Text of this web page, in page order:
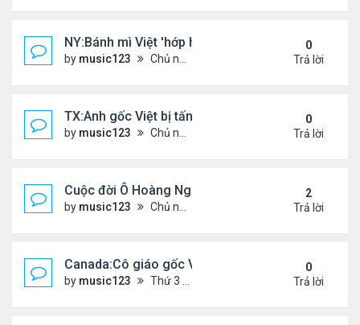
NY:Bánh mì Việt 'hớp hồn' thực khách Mỹ
by music123 Chủ nhật Tháng 7 26, 2026 4:58 pm
0
Trả lời
TX:Anh gốc Việt bị tấn công dã man, khó qua khỏi
by music123 Chủ nhật Tháng 7 26, 2026 4:24 pm
0
Trả lời
Cuộc đời Ô Hoàng Ngành Nails Tại Mỹ
by music123 Chủ nhật Tháng 7 26, 2026 4:17 pm
2
Trả lời
Canada:Cô giáo gốc Việt bị chồng sát hại
by music123 Thứ 3 Tháng 7 21, 2026 4:56 pm
0
Trả lời